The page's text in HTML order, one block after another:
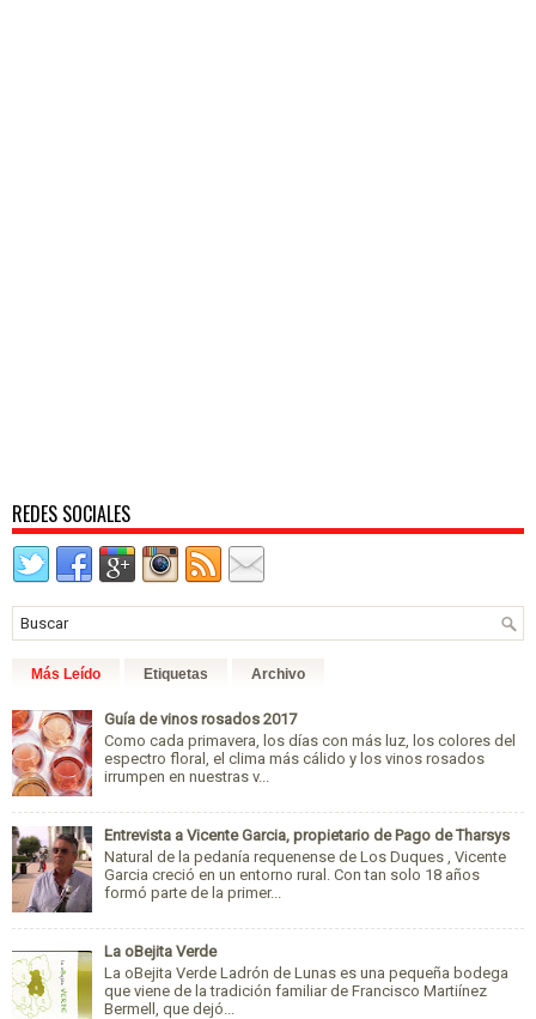
REDES SOCIALES
Más Leído Etiquetas Archivo
Guía de vinos rosados 2017
Como cada primavera, los días con más luz, los colores del
espectro floral, el clima más cálido y los vinos rosados
irrumpen en nuestras v...
Entrevista a Vicente Garcia, propietario de Pago de Tharsys
Natural de la pedanía requenense de Los Duques , Vicente
Garcia creció en un entorno rural. Con tan solo 18 años
formó parte de la primer...
La oBejita Verde
La oBejita Verde Ladrón de Lunas es una pequeña bodega
que viene de la tradición familiar de Francisco Martiínez
Bermell, que dejó...